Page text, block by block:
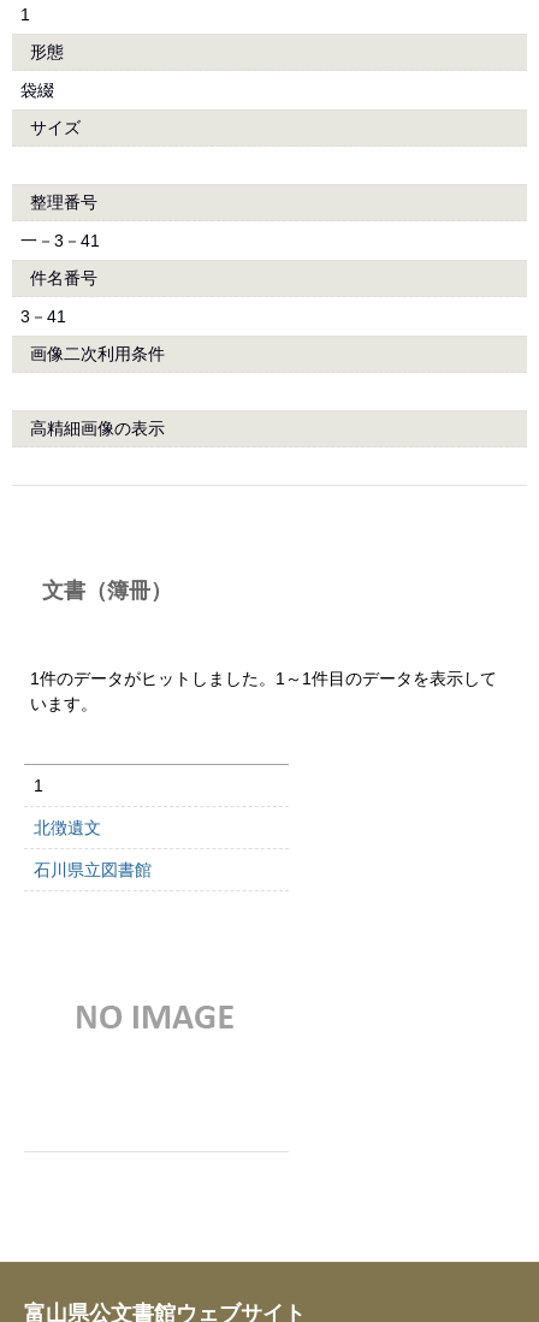
1
形態
袋綴
サイズ
整理番号
一－3－41
件名番号
3－41
画像二次利用条件
高精細画像の表示
文書（簿冊）
1件のデータがヒットしました。1～1件目のデータを表示して
います。
1
北徴遺文
石川県立図書館
富山県公文書館ウェブサイト